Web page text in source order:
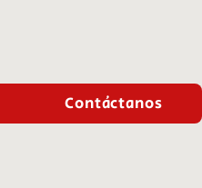
Contáctanos